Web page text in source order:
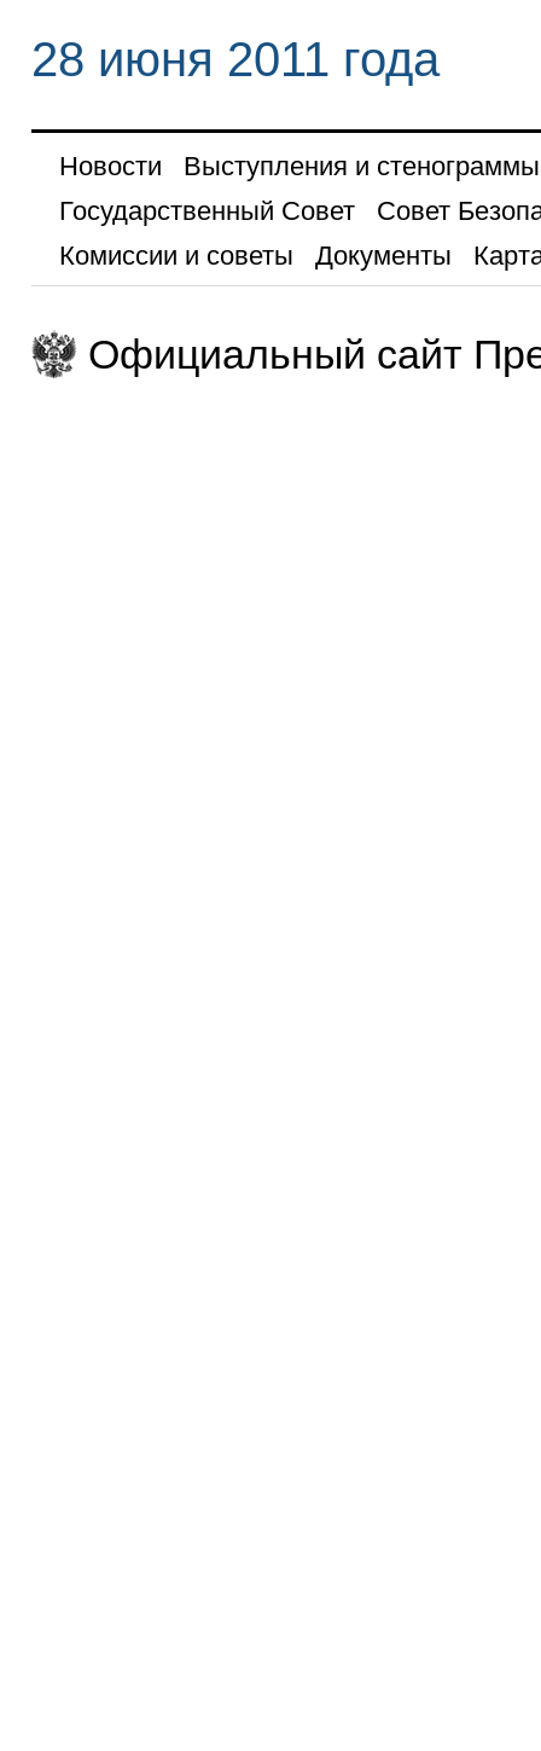
28 июня 2011 года
Новости
Выступления и стенограммы
Государственный Совет
Совет
Комиссии и советы
Документы
Официальный сайт